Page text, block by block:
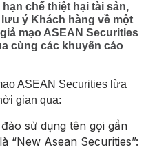
chế thiệt hại tài sản,
ý Khách hàng về một
mạo ASEAN Securities
cùng các khuyến cáo
ASEAN Securities lừa
gian qua:
sử dụng tên gọi gần
“New Asean Securities”: